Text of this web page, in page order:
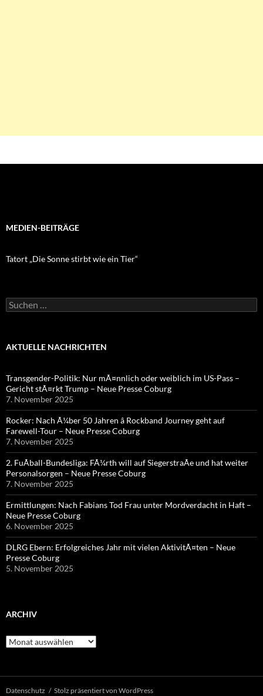
MEDIEN-BEITRÄGE
Tatort „Die Sonne stirbt wie ein Tier“
Suchen
nach:
AKTUELLE NACHRICHTEN
Transgender-Politik: Nur mÃ¤nnlich oder weiblich im US-Pass –
Gericht stÃ¤rkt Trump – Neue Presse Coburg
7. November 2025
Rocker: Nach Ã¼ber 50 Jahren â Rockband Journey geht auf
Farewell-Tour – Neue Presse Coburg
7. November 2025
2. FuÃball-Bundesliga: FÃ¼rth will auf SiegerstraÃe und hat weiter
Personalsorgen – Neue Presse Coburg
7. November 2025
Ermittlungen: Nach Fabians Tod Frau unter Mordverdacht in Haft –
Neue Presse Coburg
6. November 2025
DLRG Ebern: Erfolgreiches Jahr mit vielen AktivitÃ¤ten – Neue
Presse Coburg
5. November 2025
ARCHIV
Archiv
Datenschutz Stolz präsentiert von WordPress